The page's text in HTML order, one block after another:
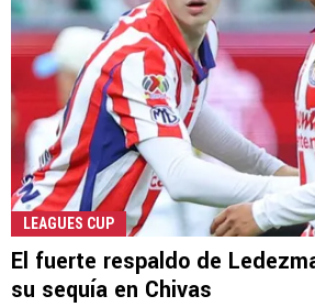
LEAGUES CUP
El fuerte respaldo de
su sequía en Chivas